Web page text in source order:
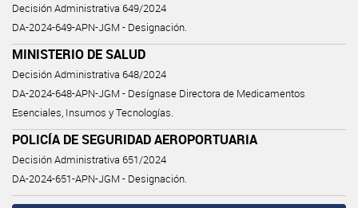
Decisión Administrativa 649/2024
DA-2024-649-APN-JGM - Designación.
MINISTERIO DE SALUD
Decisión Administrativa 648/2024
DA-2024-648-APN-JGM - Desígnase Directora de Medicamentos
Esenciales, Insumos y Tecnologías.
POLICÍA DE SEGURIDAD AEROPORTUARIA
Decisión Administrativa 651/2024
DA-2024-651-APN-JGM - Designación.